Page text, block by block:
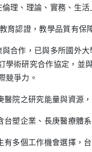
理、理論、實務、生
育認證，教學品質有保
合作，已與多所國外
學術研究合作協定，並
競爭力。
醫院之研究能量與資源
台塑企業、長庚醫療體
有多個工作機會選擇，